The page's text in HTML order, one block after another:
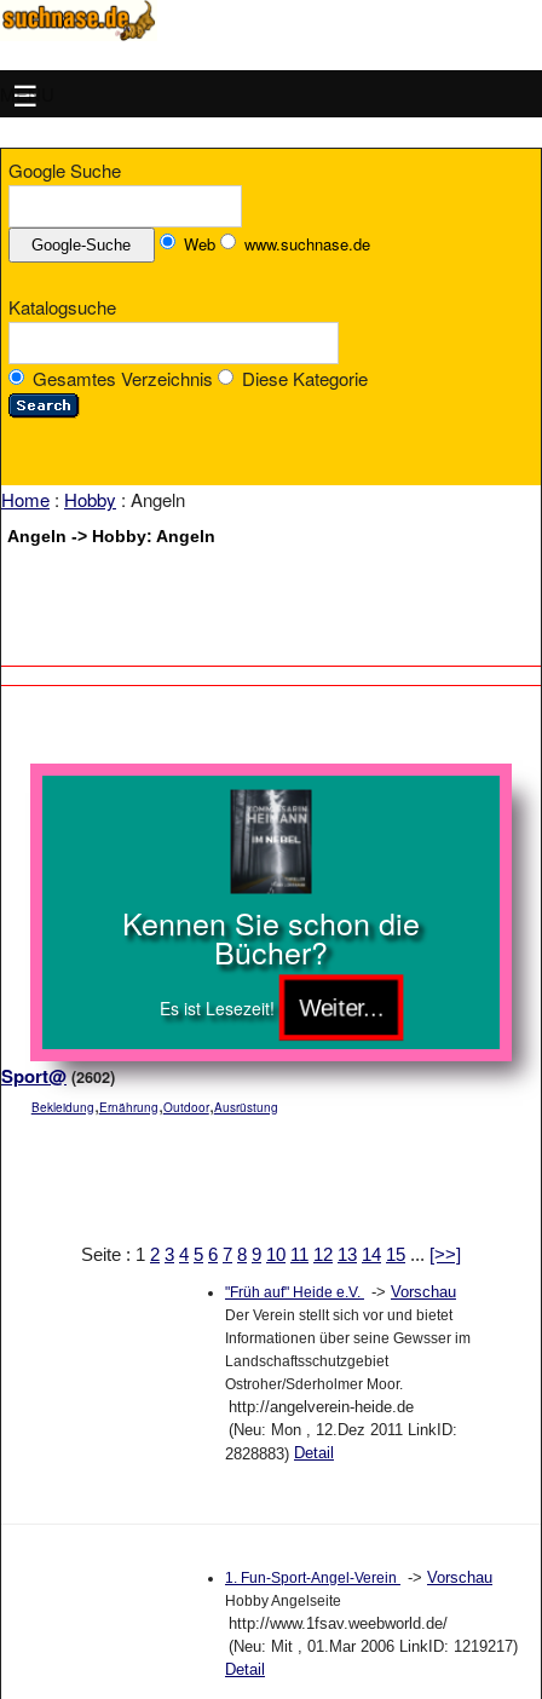
MENU
Google Suche
Web www.suchnase.de
Katalogsuche
Gesamtes Verzeichnis Diese Kategorie
Home : Hobby : Angeln
Angeln -> Hobby: Angeln
Kennen Sie schon die
Bücher?
Es ist Lesezeit!
Sport@ (2602)
Bekleidung,Ernährung,Outdoor,Ausrüstung
Seite : 1 2 3 4 5 6 7 8 9 10 11 12 13 14 15 ... [>>]
"Früh auf" Heide e.V. -> Vorschau
Der Verein stellt sich vor und bietet
Informationen über seine Gewsser im
Landschaftsschutzgebiet
Ostroher/Sderholmer Moor.
http://angelverein-heide.de
(Neu: Mon , 12.Dez 2011 LinkID:
2828883) Detail
1. Fun-Sport-Angel-Verein -> Vorschau
Hobby Angelseite
http://www.1fsav.weebworld.de/
(Neu: Mit , 01.Mar 2006 LinkID: 1219217)
Detail